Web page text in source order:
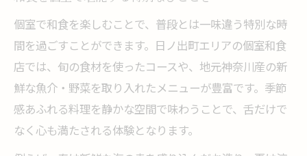
個室で和食を楽しむことで、普段とは一味違う特別な時
間を過ごすことができます。日ノ出町エリアの個室和食
店では、旬の食材を使ったコースや、地元神奈川産の新
鮮な魚介・野菜を取り入れたメニューが豊富です。季節
感あふれる料理を静かな空間で味わうことで、舌だけで
なく心も満たされる体験となります。